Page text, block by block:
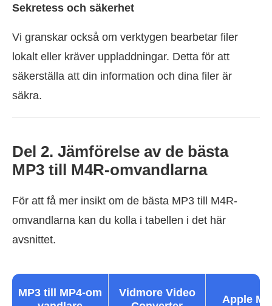
Sekretess och säkerhet
Vi granskar också om verktygen bearbetar filer
lokalt eller kräver uppladdningar. Detta för att
säkerställa att din information och dina filer är
säkra.
Del 2. Jämförelse av de bästa
MP3 till M4R-omvandlarna
För att få mer insikt om de bästa MP3 till M4R-
omvandlarna kan du kolla i tabellen i det här
avsnittet.
MP3 till MP4-om
Vidmore Video
Apple